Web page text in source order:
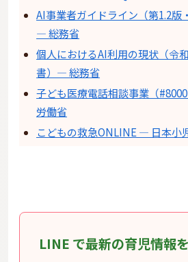
AI事業者ガイドライン（第1.2版
— 総務省
個人におけるAI利用の現状（令
書）— 総務省
子ども医療電話相談事業（
労働省
こどもの救急ONLINE — 日本小
LINE で最新の育児情報